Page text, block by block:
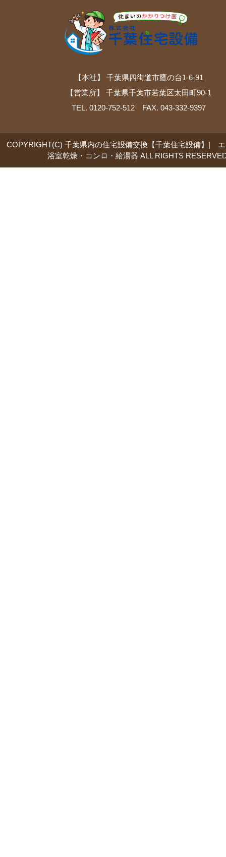
【本社】 千葉県四街道市鷹の台1-6-91
【営業所】 千葉県千葉市若葉区太田町90-1
TEL. 0120-752-512 FAX. 043-332-9397
COPYRIGHT(C) 千葉県内の住宅設備交換【千葉住宅設備】|
浴室乾燥・コンロ・給湯器 ALL RIGHTS